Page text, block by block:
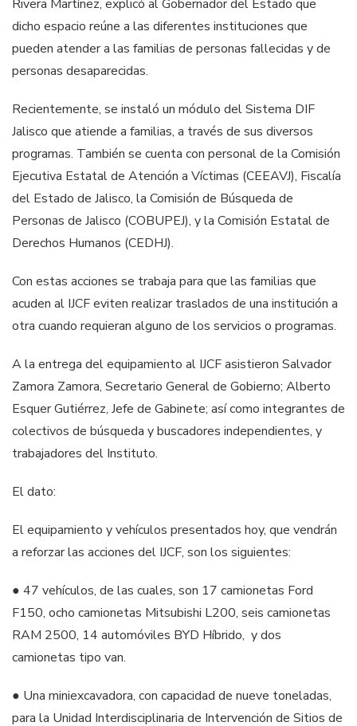
Rivera Martínez, explicó al Gobernador del Estado que
dicho espacio reúne a las diferentes instituciones que
pueden atender a las familias de personas fallecidas y de
personas desaparecidas.
Recientemente, se instaló un módulo del Sistema DIF
Jalisco que atiende a familias, a través de sus diversos
programas. También se cuenta con personal de la Comisión
Ejecutiva Estatal de Atención a Víctimas (CEEAVJ), Fiscalía
del Estado de Jalisco, la Comisión de Búsqueda de
Personas de Jalisco (COBUPEJ), y la Comisión Estatal de
Derechos Humanos (CEDHJ).
Con estas acciones se trabaja para que las familias que
acuden al IJCF eviten realizar traslados de una institución a
otra cuando requieran alguno de los servicios o programas.
A la entrega del equipamiento al IJCF asistieron Salvador
Zamora Zamora, Secretario General de Gobierno; Alberto
Esquer Gutiérrez, Jefe de Gabinete; así como integrantes de
colectivos de búsqueda y buscadores independientes, y
trabajadores del Instituto.
El dato:
El equipamiento y vehículos presentados hoy, que vendrán
a reforzar las acciones del IJCF, son los siguientes:
● 47 vehículos, de las cuales, son 17 camionetas Ford
F150, ocho camionetas Mitsubishi L200, seis camionetas
RAM 2500, 14 automóviles BYD Híbrido, y dos
camionetas tipo van.
● Una miniexcavadora, con capacidad de nueve toneladas,
para la Unidad Interdisciplinaria de Intervención de Sitios de